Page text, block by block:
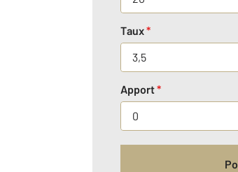
Taux*
Apport*